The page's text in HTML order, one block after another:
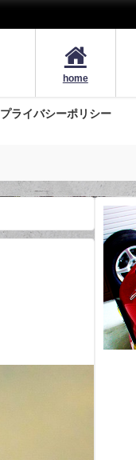
home
プライバシーポリシー